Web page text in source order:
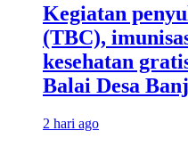
Kegiatan
(TBC),
kesehatan
Balai Desa
2 hari ago